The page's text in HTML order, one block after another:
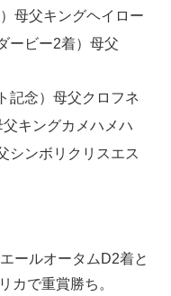
母父キングヘイロー
ービー2着）母父
記念）母父クロフネ
キングカメハメハ
シンボリクリスエス
ールオータムD2着と
カで重賞勝ち。